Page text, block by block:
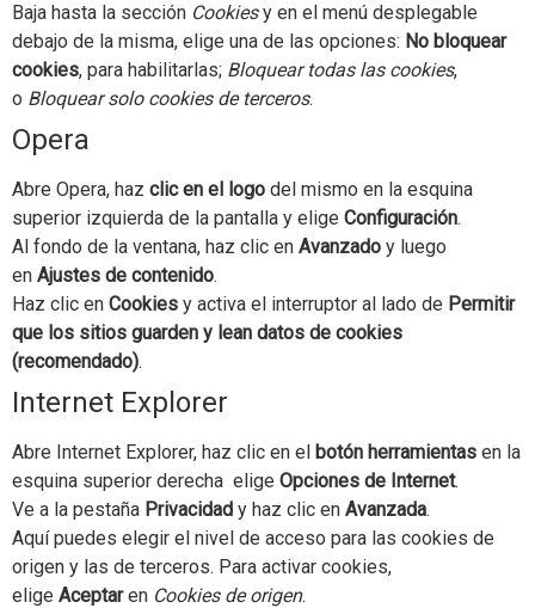
Baja hasta la sección Cookiesy en el menú desplegable
debajo de la misma, elige una de las opciones: No bloquear
cookies, para habilitarlas; Bloquear todas las cookies,
o Bloquear solo cookies de terceros.
Opera
Abre Opera, haz clic en el logo del mismo en la esquina
superior izquierda de la pantalla y elige Configuración.
Al fondo de la ventana, haz clic en Avanzado y luego
en Ajustes de contenido.
Haz clic en Cookies y activa el interruptor al lado de Permitir
que los sitios guarden y lean datos de cookies
(recomendado).
Internet Explorer
Abre Internet Explorer, haz clic en el botón herramientas en la
esquina superior derecha elige Opciones de Internet.
Ve a la pestaña Privacidad y haz clic en Avanzada.
Aquí puedes elegir el nivel de acceso para las cookies de
origen y las de terceros. Para activar cookies,
elige Aceptaren Cookies de origen.